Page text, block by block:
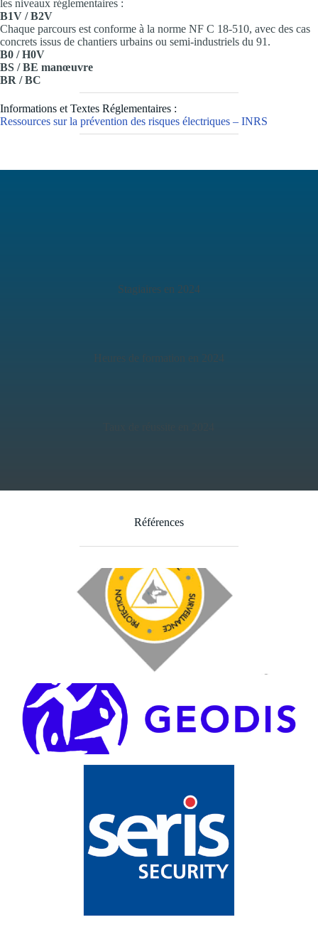
les niveaux réglementaires :
B1V / B2V
Chaque parcours est conforme à la norme NF C 18-510, avec des cas
concrets issus de chantiers urbains ou semi-industriels du 91.
B0 / H0V
BS / BE manœuvre
BR / BC
Informations et Textes Réglementaires :
Ressources sur la prévention des risques électriques – INRS
Stagiaires en 2024
Heures de formation en 2024
Références